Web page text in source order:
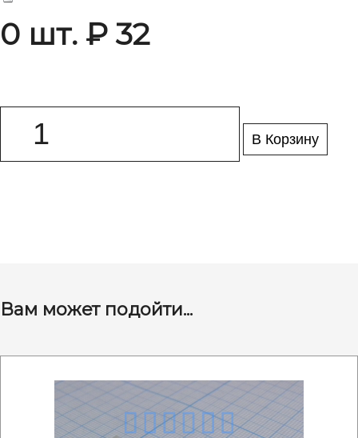
0 шт. ₽ 32
В Корзину
Вам может подойти...